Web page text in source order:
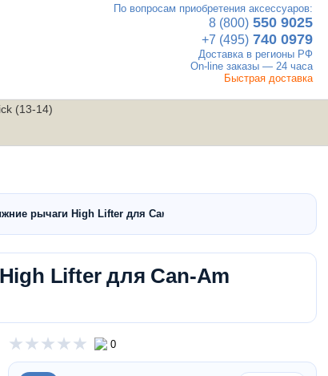
По вопросам приобретения аксессуаров:
8 (800) 550 9025
+7 (495) 740 0979
Доставка в регионы РФ
On-line заказы — 24 часа
Быстрая доставка
(13-14)
рычаги High Lifter для Can-Am Maverick…
Lifter для Can-Am
0
×